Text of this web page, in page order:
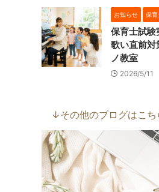
お知らせ 保育
保育士試験
歌い直前対
ノ教室
2026/5/11
↓その他のブログはこち